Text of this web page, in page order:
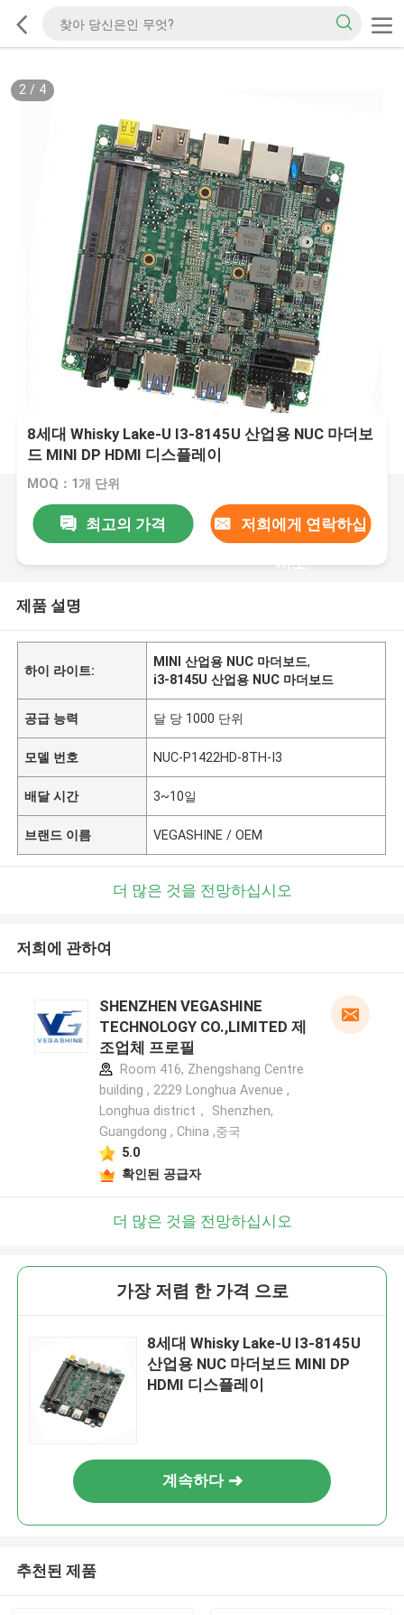
2/ 4
8세대 Whisky Lake-U I3-8145U 산업용 NUC 마더보
드 MINI DP HDMI 디스플레이
MOQ：1개 단위
최고의 가격 저희에게 연락하십
시오
제품 설명
하이 라이트:
MINI 산업용 NUC 마더보드,
i3-8145U 산업용 NUC 마더보드
공급 능력 달 당 1000 단위
모델 번호 NUC-P1422HD-8TH-I3
배달 시간 3~10일
브랜드 이름 VEGASHINE / OEM
더 많은 것을 전망하십시오
저희에 관하여
SHENZHEN VEGASHINE
TECHNOLOGY CO.,LIMITED 제
조업체 프로필
Room 416, Zhengshang Centre
building , 2229 Longhua Avenue ,
Longhua district， Shenzhen,
Guangdong , China ,중국
5.0
확인된 공급자
더 많은 것을 전망하십시오
가장 저렴 한 가격 으로
8세대 Whisky Lake-U I3-8145U
산업용 NUC 마더보드 MINI DP
HDMI 디스플레이
계속하다
추천된 제품